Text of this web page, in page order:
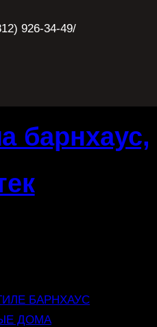
926-34-49/
барнхаус,
БАРНХАУС
ДОМА